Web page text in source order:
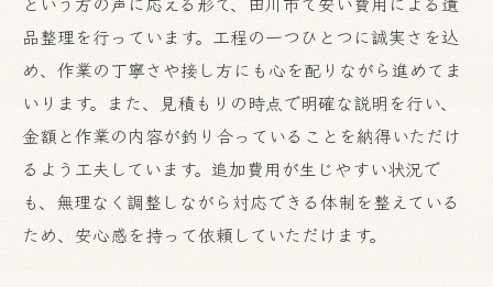
品整理を行っています。工程の一つひとつに誠実さを込
め、作業の丁寧さや接し方にも心を配りながら進めてま
いります。また、見積もりの時点で明確な説明を行い、
金額と作業の内容が釣り合っていることを納得いただけ
るよう工夫しています。追加費用が生じやすい状況で
も、無理なく調整しながら対応できる体制を整えている
ため、安心感を持って依頼していただけます。